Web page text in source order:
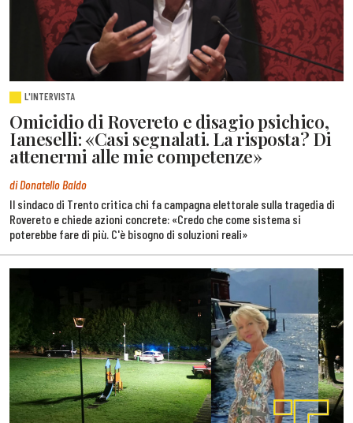
L'INTERVISTA
Omicidio di Rovereto e disagio psichico,
Ianeselli: «Casi segnalati. La risposta? Di
attenermi alle mie competenze»
di Donatello Baldo
Il sindaco di Trento critica chi fa campagna elettorale sulla tragedia di
Rovereto e chiede azioni concrete: «Credo che come sistema si
poterebbe fare di più. C'è bisogno di soluzioni reali»